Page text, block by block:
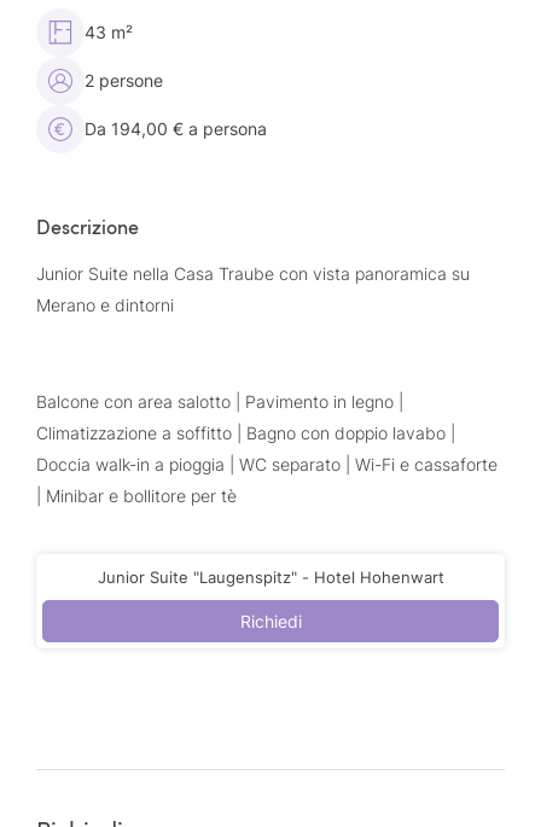
43 m²
2 persone
Da 194,00 € a persona
Descrizione
Junior Suite nella Casa Traube con vista panoramica su
Merano e dintorni
Balcone con area salotto | Pavimento in legno |
Climatizzazione a soffitto | Bagno con doppio lavabo |
Doccia walk-in a pioggia | WC separato | Wi-Fi e cassaforte
| Minibar e bollitore per tè
Junior Suite "Laugenspitz" - Hotel Hohenwart
Richiedi